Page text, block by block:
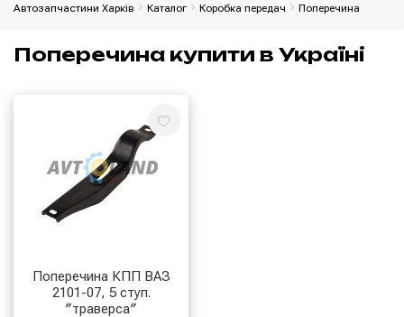
Автозапчастини Харків Каталог Коробка передач Поперечина
Поперечина купити в Україні
Поперечина КПП ВАЗ
2101-07, 5 ступ.
″траверса″